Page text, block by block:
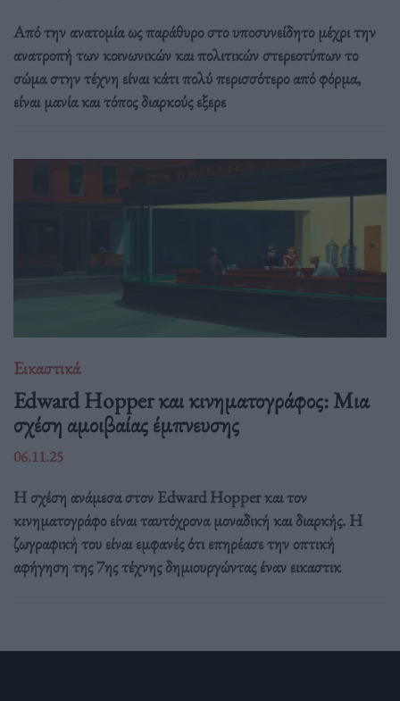
Από την ανατομία ως παράθυρο στο υποσυνείδητο μέχρι την
ανατροπή των κοινωνικών και πολιτικών στερεοτύπων το
σώμα στην τέχνη είναι κάτι πολύ περισσότερο από φόρμα,
είναι μανία και τόπος διαρκούς εξερε
Εικαστικά
Edward Hopper και κινηματογράφος: Μια
σχέση αμοιβαίας έμπνευσης
06.11.25
Η σχέση ανάμεσα στον Edward Hopper και τον
κινηματογράφο είναι ταυτόχρονα μοναδική και διαρκής. Η
ζωγραφική του είναι εμφανές ότι επηρέασε την οπτική
αφήγηση της 7ης τέχνης δημιουργώντας έναν εικαστικ